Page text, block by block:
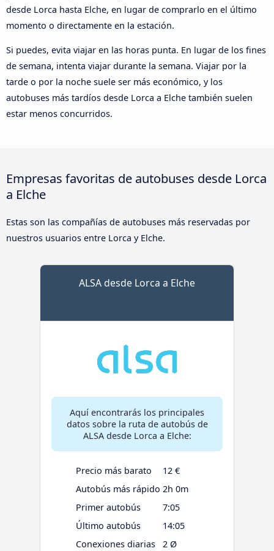
desde Lorca hasta Elche, en lugar de comprarlo en el último
momento o directamente en la estación.
Si puedes, evita viajar en las horas punta. En lugar de los fines
de semana, intenta viajar durante la semana. Viajar por la
tarde o por la noche suele ser más económico, y los
autobuses más tardíos desde Lorca a Elche también suelen
estar menos concurridos.
Empresas favoritas de autobuses desde Lorca
a Elche
Estas son las compañías de autobuses más reservadas por
nuestros usuarios entre Lorca y Elche.
ALSA desde Lorca a Elche
Aquí encontrarás los principales
datos sobre la ruta de autobús de
ALSA desde Lorca a Elche:
Precio más barato
12 €
Autobús más rápido 2h 0m
Primer autobús
7:05
Último autobús
14:05
Conexiones diarias
2 Ø